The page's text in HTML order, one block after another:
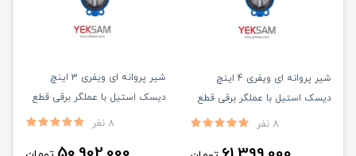
شیر پروانه ای ویفری 4 اینچ
دیسک استیل با عملگر برقی قطع
8 نفر
شیر پروانه ای ویفری 3 اینچ
دیسک استیل با عملگر برقی قطع
8 نفر